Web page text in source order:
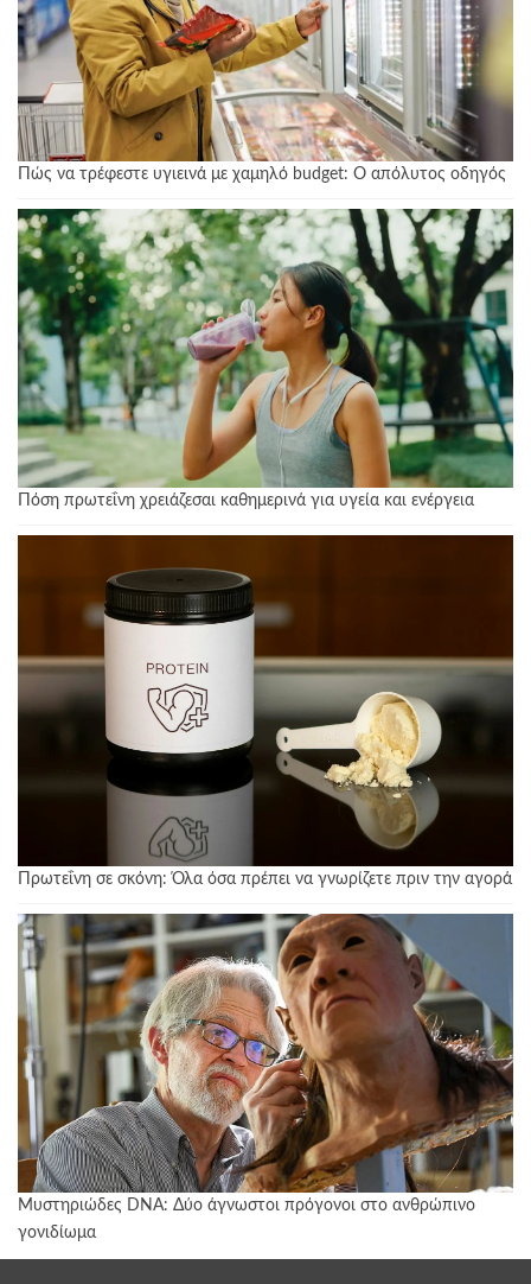
Πώς να τρέφεστε υγιεινά με χαμηλό budget: Ο απόλυτος οδηγός
Πόση πρωτεΐνη χρειάζεσαι καθημερινά για υγεία και ενέργεια
Πρωτεΐνη σε σκόνη: Όλα όσα πρέπει να γνωρίζετε πριν την αγορά
Μυστηριώδες DNA: Δύο άγνωστοι πρόγονοι στο ανθρώπινο
γονιδίωμα